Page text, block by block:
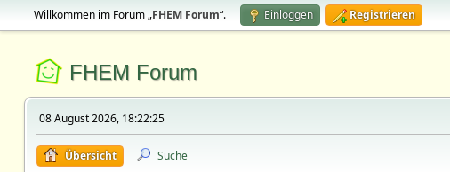
Willkommen im Forum „FHEM Forum“. Einloggen Registrieren
FHEM Forum
08 August 2026, 18:22:25
Übersicht Suche